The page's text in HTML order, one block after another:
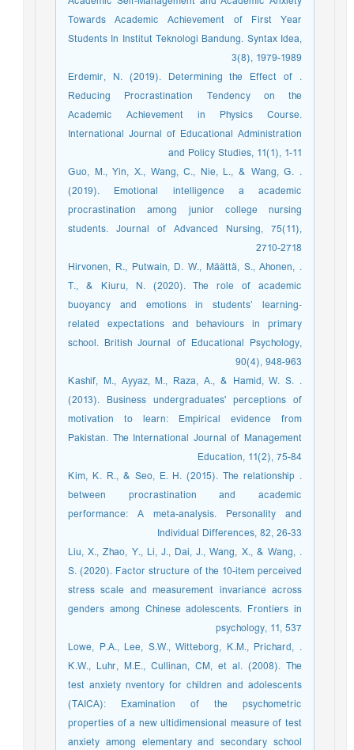
Towards Academic Achievement of First Year
Students In Institut Teknologi Bandung. Syntax Idea,
3(8), 1979-1989
. Erdemir, N. (2019). Determining the Effect of
Reducing Procrastination Tendency on the
Academic Achievement in Physics Course.
International Journal of Educational Administration
and Policy Studies, 11(1), 1-11
. Guo, M., Yin, X., Wang, C., Nie, L., & Wang, G.
(2019). Emotional intelligence a academic
procrastination among junior college nursing
students. Journal of Advanced Nursing, 75(11),
2710-2718
. Hirvonen, R., Putwain, D. W., Määttä, S., Ahonen,
T., & Kiuru, N. (2020). The role of academic
buoyancy and emotions in students’ learning‐
related expectations and behaviours in primary
school. British Journal of Educational Psychology,
90(4), 948-963
. Kashif, M., Ayyaz, M., Raza, A., & Hamid, W. S.
(2013). Business undergraduates' perceptions of
motivation to learn: Empirical evidence from
Pakistan. The International Journal of Management
Education, 11(2), 75-84
. Kim, K. R., & Seo, E. H. (2015). The relationship
between procrastination and academic
performance: A meta-analysis. Personality and
Individual Differences, 82, 26-33
. Liu, X., Zhao, Y., Li, J., Dai, J., Wang, X., & Wang,
S. (2020). Factor structure of the 10-item perceived
stress scale and measurement invariance across
genders among Chinese adolescents. Frontiers in
psychology, 11, 537
. Lowe, P.A., Lee, S.W., Witteborg, K.M., Prichard,
K.W., Luhr, M.E., Cullinan, CM, et al. (2008). The
test anxiety nventory for children and adolescents
(TAICA): Examination of the psychometric
properties of a new ultidimensional measure of test
anxiety among elementary and secondary school